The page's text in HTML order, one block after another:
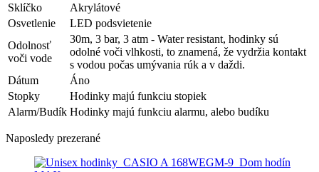
Sklíčko
Akrylátové
Osvetlenie
LED podsvietenie
Odolnosť
voči vode
30m, 3 bar, 3 atm - Water resistant, hodinky sú
odolné voči vlhkosti, to znamená, že vydržia kontakt
s vodou počas umývania rúk a v daždi.
Dátum
Áno
Stopky
Hodinky majú funkciu stopiek
Alarm/Budík Hodinky majú funkciu alarmu, alebo budíku
Naposledy prezerané